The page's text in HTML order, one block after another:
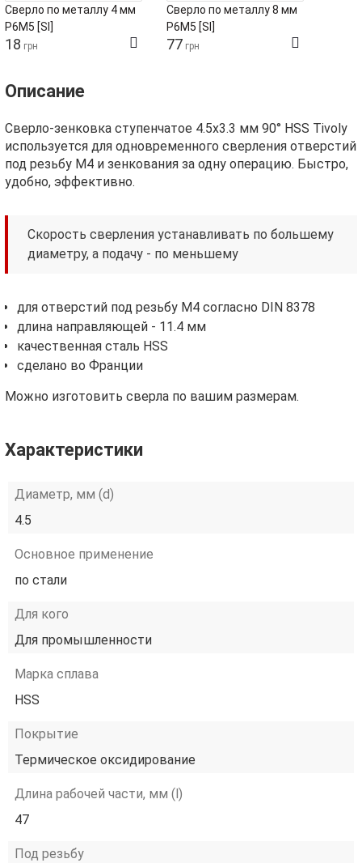
Сверло по металлу 4 мм
Р6М5 [SI]
18 грн
Сверло по металлу 8 мм
Р6М5 [SI]
77 грн
Описание
Сверло-зенковка ступенчатое 4.5х3.3 мм 90° HSS Tivoly
используется для одновременного сверления отверстий
под резьбу М4 и зенкования за одну операцию. Быстро,
удобно, эффективно.
Скорость сверления устанавливать по большему
диаметру, а подачу - по меньшему
для отверстий под резьбу М4 согласно DIN 8378
длина направляющей - 11.4 мм
качественная сталь HSS
сделано во Франции
Можно изготовить сверла по вашим размерам.
Характеристики
Диаметр, мм (d)
4.5
Основное применение
по стали
Для кого
Для промышленности
Марка сплава
HSS
Покрытие
Термическое оксидирование
Длина рабочей части, мм (l)
47
Под резьбу